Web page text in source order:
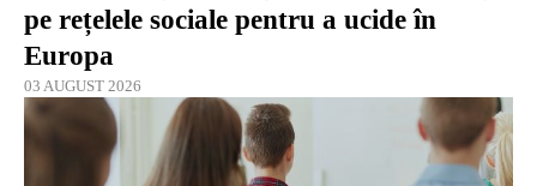
pe rețelele sociale pentru a ucide în
Europa
03 AUGUST 2026